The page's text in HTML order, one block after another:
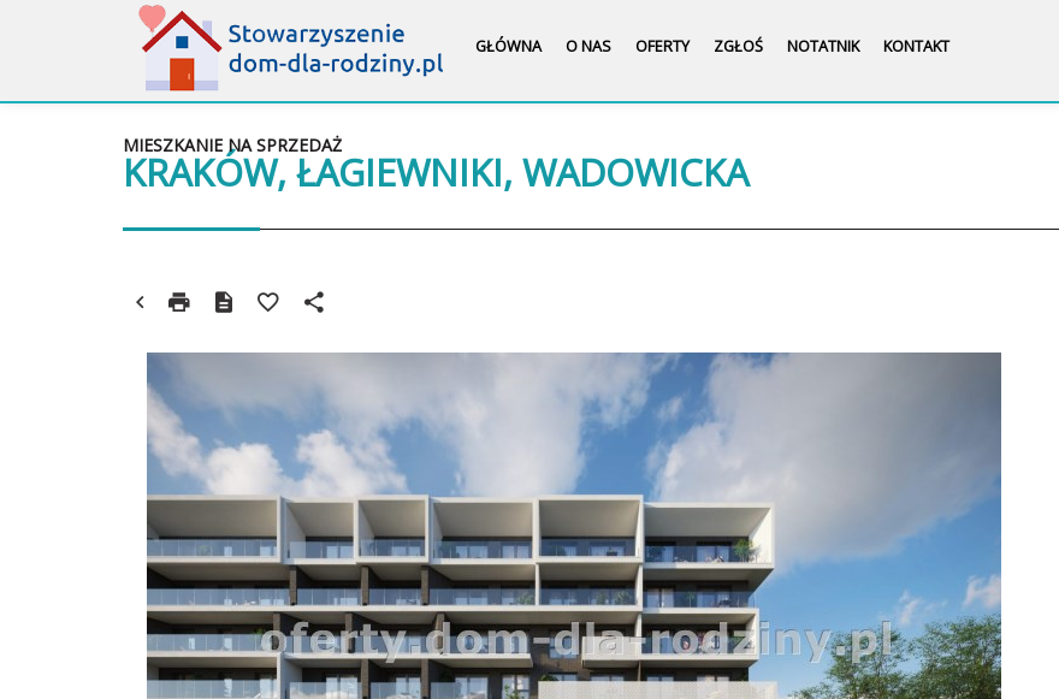
GŁÓWNA O NAS OFERTY ZGŁOŚ NOTATNIK KONTAKT
KRAKÓW, ŁAGIEWNIKI, WADOWICKA
MIESZKANIE NA SPRZEDAŻ